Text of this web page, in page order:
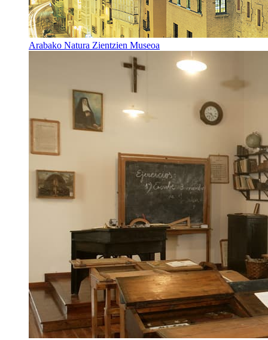
Arabako Natura Zientzien Museoa